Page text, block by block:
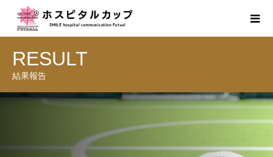
RESULT
結果報告